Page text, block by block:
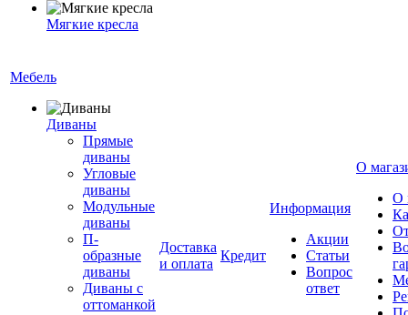
Мягкие кресла
Мебель
Диваны
Прямые
диваны
Угловые
диваны
Модульные
диваны
П-
образные
диваны
Диваны с
оттоманкой
Доставка
и оплата
Кредит
Информация
Акции
Статьи
Вопрос
ответ
О
О